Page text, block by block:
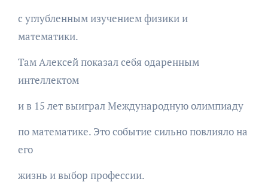
с углубленным изучением физики и
математики.
Там Алексей показал себя одаренным
интеллектом
и в 15 лет выиграл Международную олимпиаду
по математике. Это событие сильно повлияло на
его
жизнь и выбор профессии.